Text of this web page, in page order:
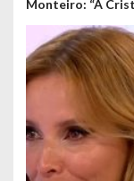
Monteiro: “A